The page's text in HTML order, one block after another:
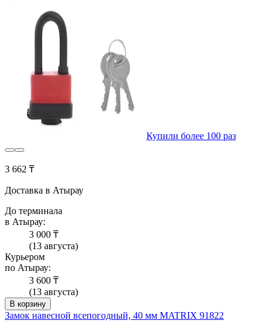
Купили более 100 раз
3 662 ₸
Доставка в Атырау
До терминала
в Атырау:
3 000 ₸
(13 августа)
Курьером
по Атырау:
3 600 ₸
(13 августа)
В корзину
Замок навесной всепогодный, 40 мм MATRIX 91822